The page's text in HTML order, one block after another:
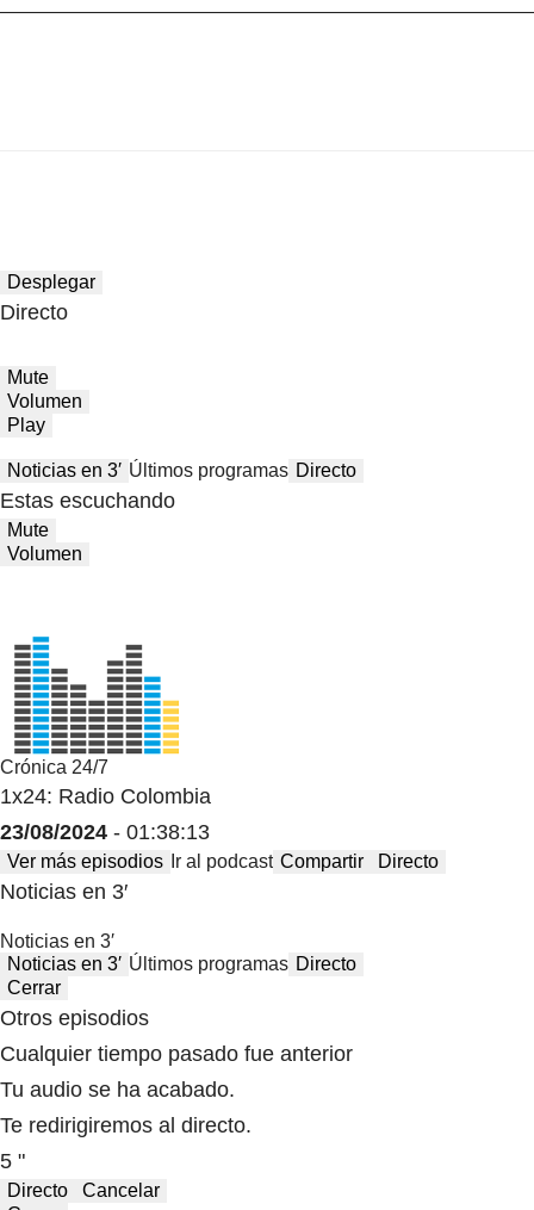
Desplegar
Directo
Mute
Volumen
Play
Noticias en 3′ Últimos programas Directo
Estas escuchando
Mute
Volumen
Crónica 24/7
1x24: Radio Colombia
23/08/2024 - 01:38:13
Ver más episodios Ir al podcast Compartir Directo
Noticias en 3′
Noticias en 3′
Noticias en 3′ Últimos programas Directo
Cerrar
Otros episodios
Cualquier tiempo pasado fue anterior
Tu audio se ha acabado.
Te redirigiremos al directo.
5 "
Directo
Cancelar